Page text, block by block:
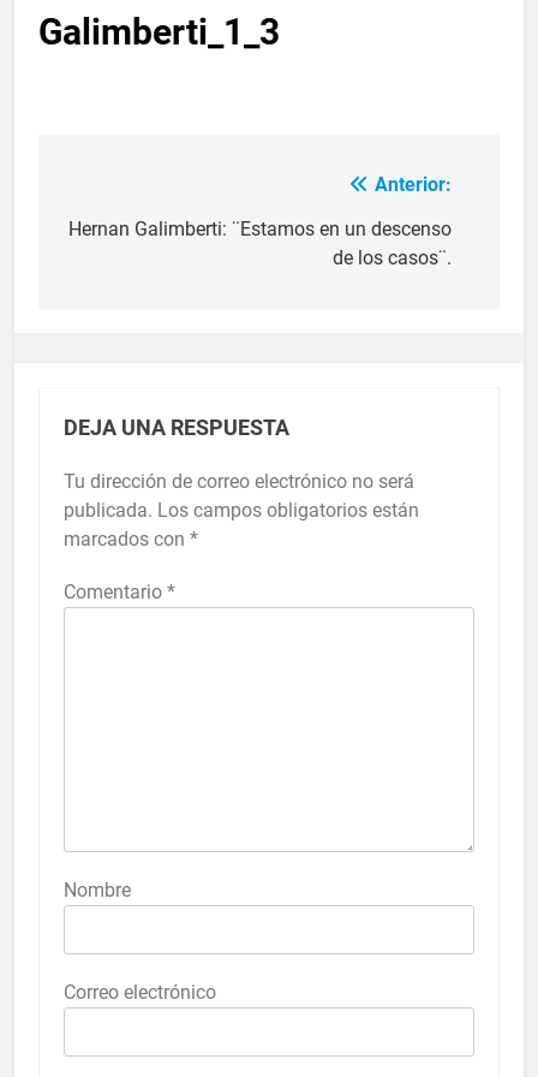
Galimberti_1_3
Anterior:
Hernan Galimberti: ¨Estamos en un descenso
de los casos¨.
DEJA UNA RESPUESTA
Tu dirección de correo electrónico no será
publicada. Los campos obligatorios están
marcados con *
Comentario *
Nombre
Correo electrónico